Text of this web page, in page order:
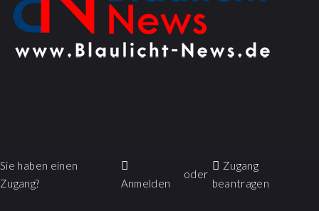
Sie haben einen
Zugang?
Anmelden
oder
Zugang
beantragen